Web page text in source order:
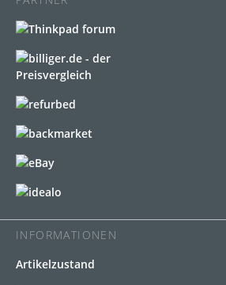
INFORMATIONEN
Artikelzustand